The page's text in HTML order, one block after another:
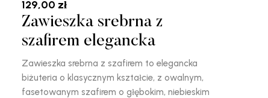
129,00 zł
Zawieszka srebrna z
szafirem elegancka
Zawieszka srebrna z szafirem to elegancka
biżuteria o klasycznym kształcie, z owalnym,
fasetowanym szafirem o głębokim, niebieskim